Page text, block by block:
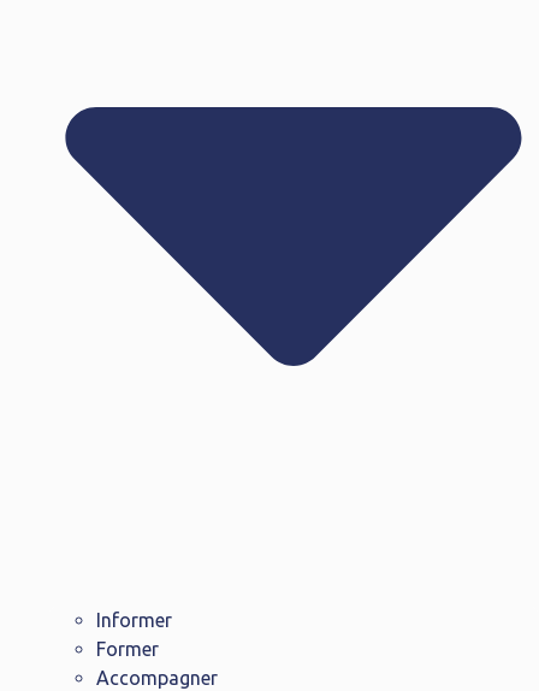
Informer
Former
Accompagner